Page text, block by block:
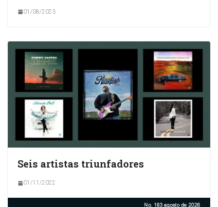
01/08/2023
Seis artistas triunfadores
01/11/2022